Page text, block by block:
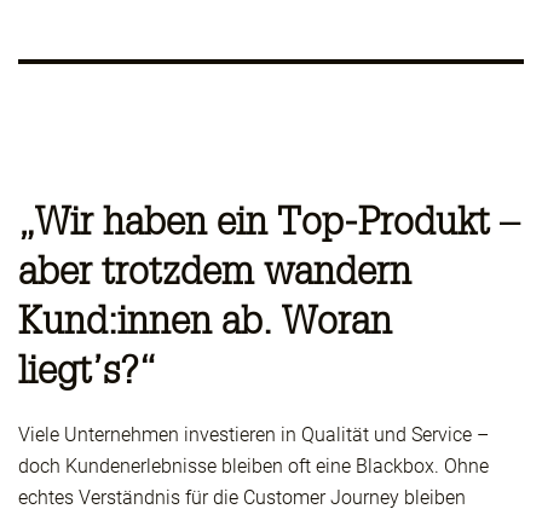
„Wir haben ein Top-Produkt –
aber trotzdem wandern
Kund:innen ab. Woran
liegt’s?“
Viele Unternehmen investieren in Qualität und Service –
doch Kundenerlebnisse bleiben oft eine Blackbox. Ohne
echtes Verständnis für die Customer Journey bleiben